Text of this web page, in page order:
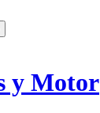
y Motor